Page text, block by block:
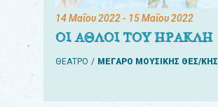
14 Μαΐου 2022- 15 Μαΐου 2022
ΟΙ ΑΘΛΟΙ ΤΟΥ ΗΡΑΚΛΗ
ΘΕΑΤΡΟ ΜΕΓΑΡΟ ΜΟΥΣΙΚΗΣ ΘΕΣ/ΚΗΣ